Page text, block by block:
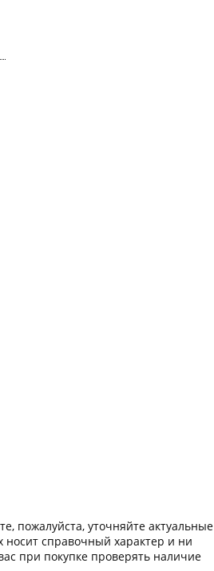
пожалуйста, уточняйте актуальные
справочный характер и ни
при покупке проверять наличие